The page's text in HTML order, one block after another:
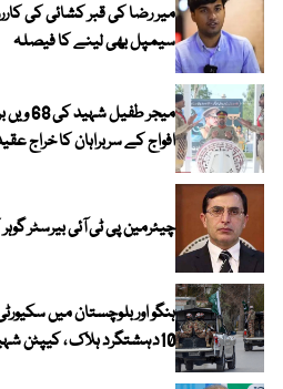
میر رضا کی قبر کشائی کی
سیمپل بھی لینے کا فیصلہ
میجر
افواج کے سربراہان کا خراج
چیئرمین پی ٹی آئی بیرسٹر
ہنگو اور بلوچستان میں
10دہشتگرد ہلاک ، کیپٹن شہید